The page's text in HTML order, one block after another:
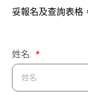
妥報名及查詢表格
姓名: